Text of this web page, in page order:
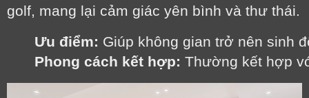
golf, mang lại cảm giác yên bình và thư thái.
Ưu điểm: Giúp không gian trở nên sinh
Phong cách kết hợp: Thường kết hợp